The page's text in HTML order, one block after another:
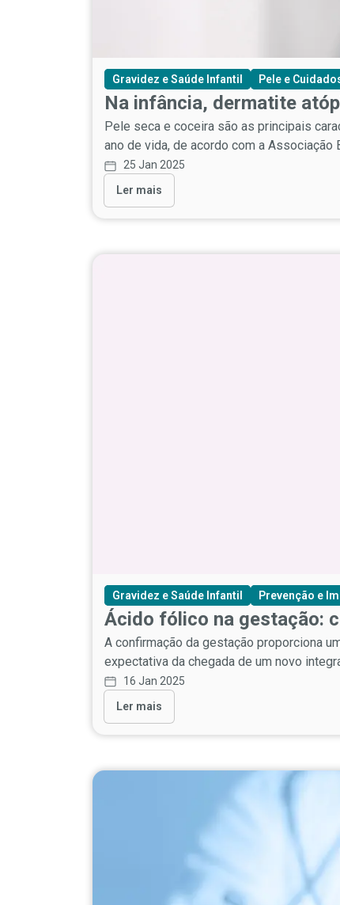
Gravidez e Saúde Infantil Pele e
Na infância, dermatite
Pele seca e coceira são as principais
ano de vida, de acordo com a Associação
25 Jan 2025
Ler mais
Gravidez e Saúde Infantil Prevenção e
Ácido fólico na gestação:
A confirmação da gestação proporciona
expectativa da chegada de um novo
16 Jan 2025
Ler mais